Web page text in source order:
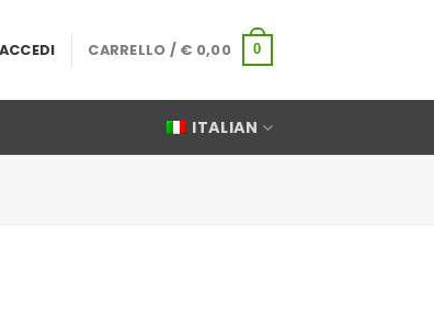
ACCEDI CARRELLO / € 0,00 0
ITALIAN